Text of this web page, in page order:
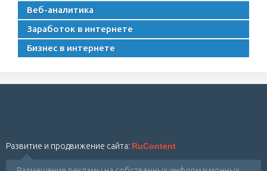
Веб-аналитика
Заработок в интернете
Бизнес в интернете
Развитие и продвижение сайта: RuContent